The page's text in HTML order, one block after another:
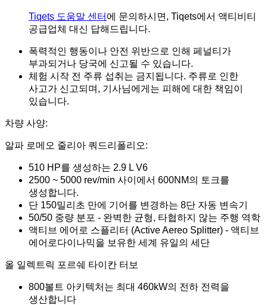
Tiqets 도움말 센터 에 문의하시면, Tiqets에서 액티비티
공급업체 대신 답해드립니다.
폭력적인 행동이나 안전 위반으로 인해 페널티가
부과되거나 당국에 신고될 수 있습니다.
체험 시작 전 주류 섭취는 금지됩니다. 주류로 인한
사고가 신고되며, 기사님에게는 피해에 대한 책임이
있습니다.
차량 사양:
알파 로메오 줄리아 쿼드리폴리오:
510 HP를 생성하는 2.9 L V6
2500 ~ 5000 rev/min 사이에서 600NM의 토크를
생성합니다.
단 150밀리초 만에 기어를 변경하는 8단 자동 변속기
50/50 중량 분포 - 완벽한 균형, 타협하지 않는 주행 역학
액티브 에어로 스플리터 (Active Aereo Splitter) - 액티브
에어로다이나믹을 보유한 세계 유일의 세단
올 일렉트릭 포르쉐 타이칸 터보
800볼트 아키텍처는 최대 460kW의 전하 전력을
생산합니다